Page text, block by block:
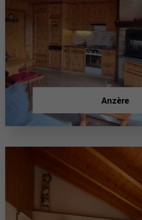
Anzère